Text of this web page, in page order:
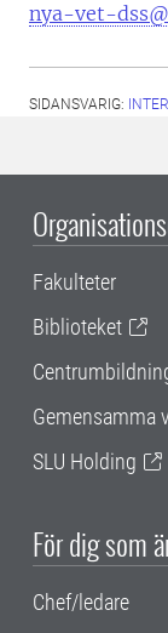
nya-vet-
SIDANSVARIG:
Fakulteter
Biblioteket
Gemensamma
SLU Holding
För dig som
Chef/ledare